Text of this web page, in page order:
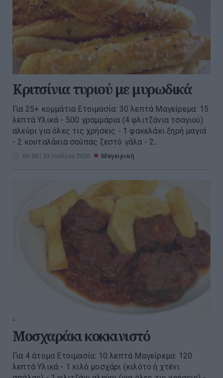
Κριτσίνια τυριού με μυρωδικά
Για 25+ κομμάτια Ετοιμασία: 30 λεπτά Μαγείρεμα: 15
λεπτά Υλικά - 500 γραμμάρια (4 φλιτζάνια τσαγιού)
αλεύρι για όλες τις χρήσεις - 1 φακελάκι ξηρή μαγιά
- 2 κουταλάκια σούπας ζεστό γάλα - 2...
09:00 | 23 Ιουλίου 2026 Μαγειρική
Μοσχαράκι κοκκινιστό
Για 4 άτομα Ετοιμασία: 10 λεπτά Μαγείρεμα: 120
λεπτά Υλικά - 1 κιλό μοσχάρι (κιλότο ή χτένι